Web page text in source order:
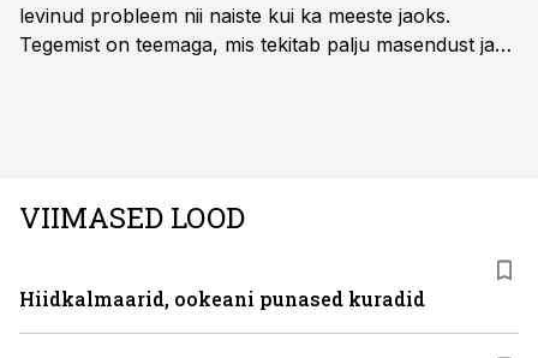
levinud probleem nii naiste kui ka meeste jaoks.
Tegemist on teemaga, mis tekitab palju masendust ja
VIIMASED LOOD
Hiidkalmaarid, ookeani punased kuradid